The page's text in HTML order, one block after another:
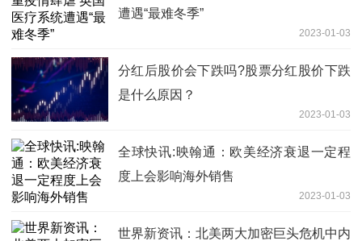
遭遇“最难冬季”
2023-01-03
分红后股价会下跌吗?股票分红股价下跌
是什么原因？
2023-01-03
全球快讯:映翰通：欧美经济衰退一定程
度上会影响海外销售
2023-01-03
世界新资讯：北美两大加密巨头危机中内